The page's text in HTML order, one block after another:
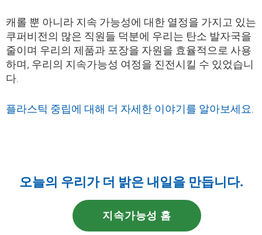
캐롤 뿐 아니라 지속 가능성에 대한 열정을 가지고 있는
쿠퍼비전의 많은 직원들 덕분에 우리는 탄소 발자국을
줄이며 우리의 제품과 포장을 자원을 효율적으로 사용
하며, 우리의 지속가능성 여정을 진전시킬 수 있었습니
다.
플라스틱 중립에 대해 더 자세한 이야기를 알아보세요.
오늘의 우리가 더 밝은 내일을 만듭니다.
지속가능성 홈